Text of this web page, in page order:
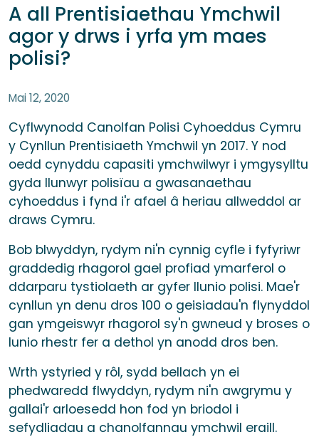
A all Prentisiaethau Ymchwil
agor y drws i yrfa ym maes
polisi?
Mai 12, 2020
Cyflwynodd Canolfan Polisi Cyhoeddus Cymru
y Cynllun Prentisiaeth Ymchwil yn 2017. Y nod
oedd cynyddu capasiti ymchwilwyr i ymgysylltu
gyda llunwyr polisïau a gwasanaethau
cyhoeddus i fynd i'r afael â heriau allweddol ar
draws Cymru.
Bob blwyddyn, rydym ni'n cynnig cyfle i fyfyriwr
graddedig rhagorol gael profiad ymarferol o
ddarparu tystiolaeth ar gyfer llunio polisi. Mae'r
cynllun yn denu dros 100 o geisiadau'n flynyddol
gan ymgeiswyr rhagorol sy'n gwneud y broses o
lunio rhestr fer a dethol yn anodd dros ben.
Wrth ystyried y rôl, sydd bellach yn ei
phedwaredd flwyddyn, rydym ni'n awgrymu y
gallai'r arloesedd hon fod yn briodol i
sefydliadau a chanolfannau ymchwil eraill.